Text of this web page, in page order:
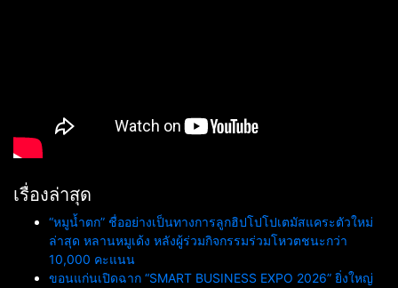
เรื่องล่าสุด
“หมูน้ำตก” ชื่ออย่างเป็นทางการลูกฮิปโปโปเตมัสแคระตัวใหม่
ล่าสุด หลานหมูเด้ง หลังผู้ร่วมกิจกรรมร่วมโหวตชนะกว่า
10,000 คะแนน
ขอนแก่นเปิดฉาก “SMART BUSINESS EXPO 2026” ยิ่งใหญ่